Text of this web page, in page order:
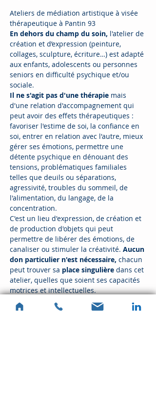
Ateliers de médiation artistique à visée
thérapeutique à Pantin 93
En dehors du champ du soin, l'atelier de
création et d’expression (peinture,
collages, sculpture, écriture…) est adapté
aux enfants, adolescents ou personnes
seniors en difficulté psychique et/ou
sociale.
Il ne s'agit pas d'une thérapie mais
d'une relation d'accompagnement qui
peut avoir des effets thérapeutiques :
favoriser l'estime de soi, la confiance en
soi, entrer en relation avec l'autre, mieux
gérer ses émotions, permettre une
détente psychique en dénouant des
tensions, problématiques familiales
telles que deuils ou séparations,
agressivité, troubles du sommeil, de
l'alimentation, du langage, de la
concentration.​
C'est un lieu d'expression, de création et
de production d'objets qui peut
permettre de libérer des émotions, de
canaliser ou stimuler la créativité. Aucun
don particulier n'est nécessaire, chacun
peut trouver sa place singulière dans cet
atelier, quelles que soient ses capacités
motrices et intellectuelles.
Les ateliers sont basés sur le bricolage…